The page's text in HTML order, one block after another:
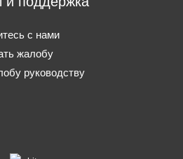
с нами
жалобу
руководству